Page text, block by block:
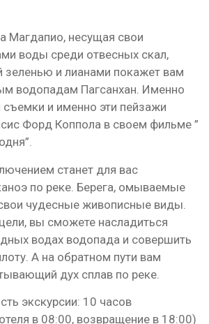
Магдапио, несущая свои
воды среди отвесных скал,
зеленью и лианами покажет вам
водопадам Пагсанхан. Именно
съемки и именно эти пейзажи
Форд Коппола в своем фильме ”
станет для вас
по реке. Берега, омываемые
чудесные живописные виды.
вы сможете насладиться
водах водопада и совершить
А на обратном пути вам
дух сплав по реке.
экскурсии: 10 часов
в 08:00, возвращение в 18:00)